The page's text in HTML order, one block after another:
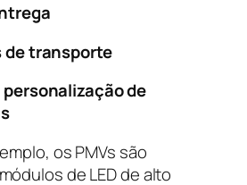
de transporte
de
os PMVs são
de LED de alto